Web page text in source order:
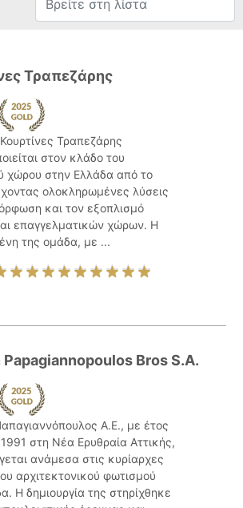
Τραπεζάρης
Τραπεζάρης
στον κλάδο του
χώρου στην Ελλάδα από το
ολοκληρωμένες λύσεις
και τον εξοπλισμό
επαγγελματικών χώρων. Η
της ομάδα, με ...
Bros S.A.
Α.Ε., με έτος
στη Νέα Ερυθραία Αττικής,
ανάμεσα στις κυρίαρχες
αρχιτεκτονικού φωτισμού
Η δημιουργία της στηρίχθηκε